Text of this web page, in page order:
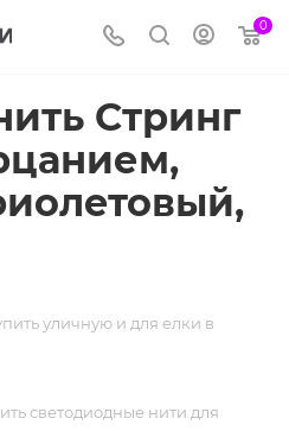
0
Стринг
уличную и для елки в
светодиодные нити для